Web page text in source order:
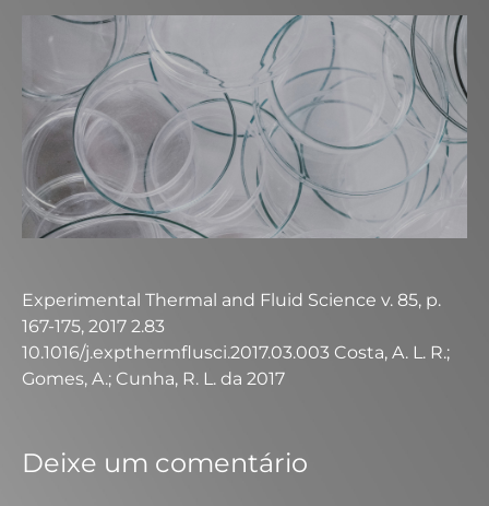
Experimental Thermal and Fluid Science v. 85, p.
167-175, 2017 2.83
10.1016/j.expthermflusci.2017.03.003 Costa, A. L. R.;
Gomes, A.; Cunha, R. L. da 2017
Deixe um comentário